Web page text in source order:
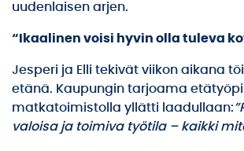
uudenlaisen arjen.
“Ikaalinen voisi hyvin olla tuleva
Jesperi ja Elli tekivät viikon aikana
etänä. Kaupungin tarjoama
matkatoimistolla yllätti laadullaan:
valoisa ja toimiva työtila – kaikki